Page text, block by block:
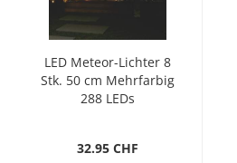
LED Meteor-Lichter 8
Stk. 50 cm Mehrfarbig
288 LEDs
32.95 CHF